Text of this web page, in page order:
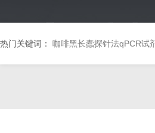
热门关键词： 咖啡黑长蠹探针法qPCR试